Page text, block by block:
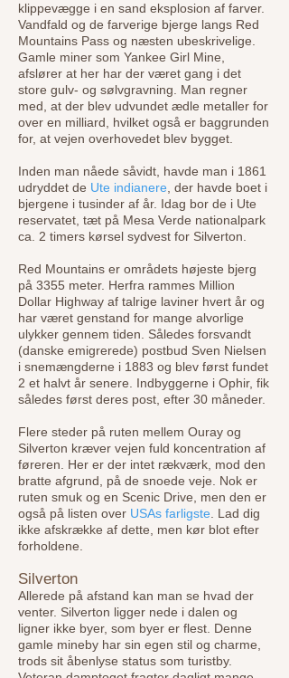
klippevægge i en sand eksplosion af farver.
Vandfald og de farverige bjerge langs Red
Mountains Pass og næsten ubeskrivelige.
Gamle miner som Yankee Girl Mine,
afslører at her har der været gang i det
store gulv- og sølvgravning. Man regner
med, at der blev udvundet ædle metaller for
over en milliard, hvilket også er baggrunden
for, at vejen overhovedet blev bygget.
Inden man nåede såvidt, havde man i 1861
udryddet de Ute indianere , der havde boet i
bjergene i tusinder af år. Idag bor de i Ute
reservatet, tæt på Mesa Verde nationalpark
ca. 2 timers kørsel sydvest for Silverton.
Red Mountains er områdets højeste bjerg
på 3355 meter. Herfra rammes Million
Dollar Highway af talrige laviner hvert år og
har været genstand for mange alvorlige
ulykker gennem tiden. Således forsvandt
(danske emigrerede) postbud Sven Nielsen
i snemængderne i 1883 og blev først fundet
2 et halvt år senere. Indbyggerne i Ophir, fik
således først deres post, efter 30 måneder.
Flere steder på ruten mellem Ouray og
Silverton kræver vejen fuld koncentration af
føreren. Her er der intet rækværk, mod den
bratte afgrund, på de snoede veje. Nok er
ruten smuk og en Scenic Drive, men den er
også på listen over USAs farligste . Lad dig
ikke afskrække af dette, men kør blot efter
forholdene.
Silverton
Allerede på afstand kan man se hvad der
venter. Silverton ligger nede i dalen og
ligner ikke byer, som byer er flest. Denne
gamle mineby har sin egen stil og charme,
trods sit åbenlyse status som turistby.